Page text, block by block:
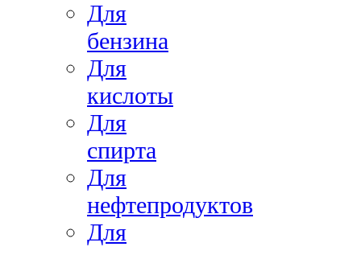
Для
бензина
Для
кислоты
Для
спирта
Для
нефтепродуктов
Для